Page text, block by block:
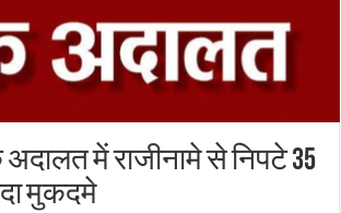
में राजीनामे से निपटे 35
मुकदमे